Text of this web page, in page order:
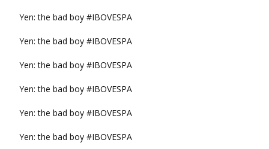
Yen: the bad boy #IBOVESPA
Yen: the bad boy #IBOVESPA
Yen: the bad boy #IBOVESPA
Yen: the bad boy #IBOVESPA
Yen: the bad boy #IBOVESPA
Yen: the bad boy #IBOVESPA